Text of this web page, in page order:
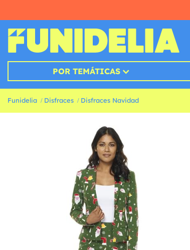
POR TEMÁTICAS
Funidelia Disfraces Disfraces Navidad